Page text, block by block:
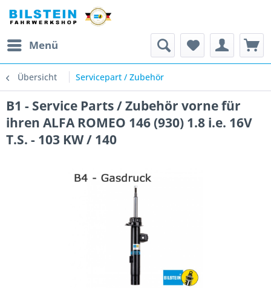
Menü
Übersicht Servicepart / Zubehör
B1 - Service Parts / Zubehör vorne für
ihren ALFA ROMEO 146 (930) 1.8 i.e. 16V
T.S. - 103 KW / 140